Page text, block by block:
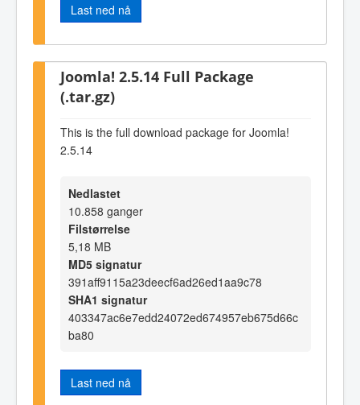
Last ned nå
Joomla! 2.5.14 Full Package
(.tar.gz)
This is the full download package for Joomla!
2.5.14
Nedlastet
10.858 ganger
Filstørrelse
5,18 MB
MD5 signatur
391aff9115a23deecf6ad26ed1aa9c78
SHA1 signatur
403347ac6e7edd24072ed674957eb675d66c
ba80
Last ned nå